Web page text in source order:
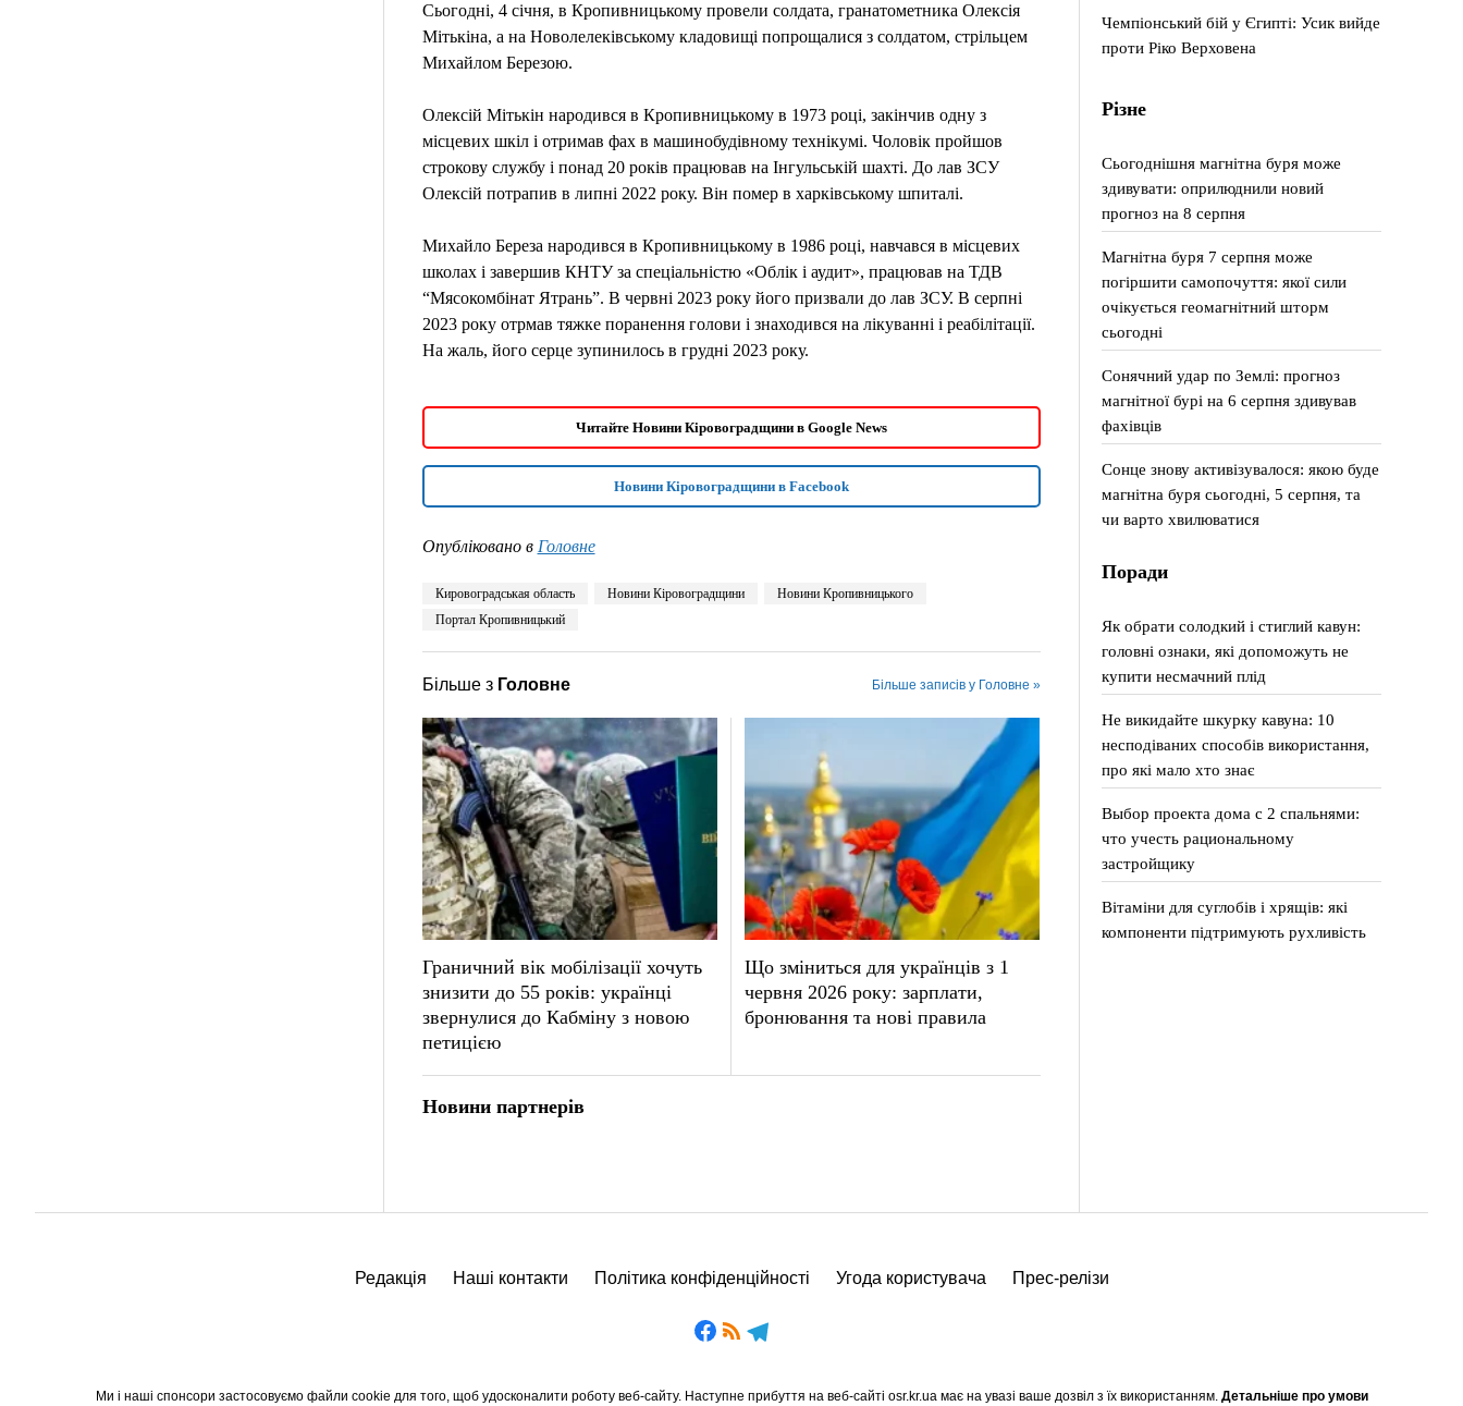
Сьогодні, 4 січня, в Кропивницькому провели солдата, гранатометника Олексія
Мітькіна, а на Новолелеківському кладовищі попрощалися з солдатом, стрільцем
Михайлом Березою.
Олексій Мітькін народився в Кропивницькому в 1973 році, закінчив одну з
місцевих шкіл і отримав фах в машинобудівному технікумі. Чоловік пройшов
строкову службу і понад 20 років працював на Інгульській шахті. До лав ЗСУ
Олексій потрапив в липні 2022 року. Він помер в харківському шпиталі.
Михайло Береза народився в Кропивницькому в 1986 році, навчався в місцевих
школах і завершив КНТУ за спеціальністю «Облік і аудит», працював на ТДВ
“Мясокомбінат Ятрань”. В червні 2023 року його призвали до лав ЗСУ. В серпні
2023 року отрмав тяжке поранення голови і знаходився на лікуванні і реабілітації.
На жаль, його серце зупинилось в грудні 2023 року.
Читайте Новини Кіровоградщини в Google News
Новини Кіровоградщини в Facebook
Опубліковано в Головне
Кировоградськая область Новини Кіровоградщини
Новини Кропивницького
Портал Кропивницький
Більше з Головне Більше записів у Головне »
Граничний вік мобілізації хочуть
знизити до 55 років: українці
звернулися до Кабміну з новою
петицією
Що зміниться для українців з 1
червня 2026 року: зарплати,
бронювання та нові правила
Новини партнерів
Чемпіонський бій у Єгипті: Усик вийде
проти Ріко Верховена
Різне
Сьогоднішня магнітна буря може
здивувати: оприлюднили новий
прогноз на 8 серпня
Магнітна буря 7 серпня може
погіршити самопочуття: якої сили
очікується геомагнітний шторм
сьогодні
Сонячний удар по Землі: прогноз
магнітної бурі на 6 серпня здивував
фахівців
Сонце знову активізувалося: якою буде
магнітна буря сьогодні, 5 серпня, та
чи варто хвилюватися
Поради
Як обрати солодкий і стиглий кавун:
головні ознаки, які допоможуть не
купити несмачний плід
Не викидайте шкурку кавуна: 10
несподіваних способів використання,
про які мало хто знає
Выбор проекта дома с 2 спальнями:
что учесть рациональному
застройщику
Вітаміни для суглобів і хрящів: які
компоненти підтримують рухливість
Редакція Наші контакти Політика конфіденційності Угода користувача Прес-релізи
Ми і наші спонсори застосовуємо файли cookie для того, щоб удосконалити роботу веб-сайту. Наступне прибуття на веб-сайті osr.kr.ua має на увазі ваше дозвіл з їх використанням. Детальніше про умови